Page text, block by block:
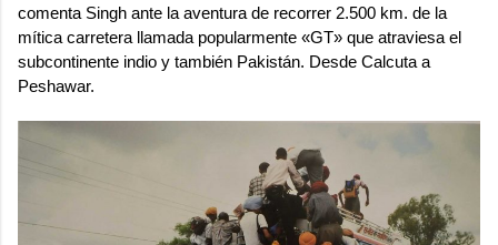
comenta Singh ante la aventura de recorrer 2.500 km. de la
mítica carretera llamada popularmente «GT» que atraviesa el
subcontinente indio y también Pakistán. Desde Calcuta a
Peshawar.